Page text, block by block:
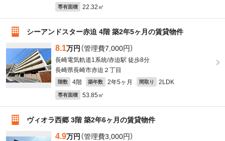
専有面積 22.32㎡
シーアンドスター赤迫 4階 築2年5ヶ月の賃貸物件
8.1万円 （管理費7,000円）
長崎電気軌道1系統/赤迫駅 徒歩8分
長崎県長崎市赤迫２丁目
階数 4階 築年数 2年5ヶ月 間取り 2LDK
専有面積 53.85㎡
ヴィオラ西郷 3階 築2年6ヶ月の賃貸物件
4.9万円 （管理費3,000円）